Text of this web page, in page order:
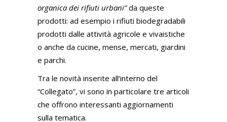
organica dei rifiuti urbani”da queste
prodotti: ad esempio i rifiuti biodegradabili
prodotti dalle attività agricole e vivaistiche
o anche da cucine, mense, mercati, giardini
e parchi.
Tra le novità inserite all’interno del
“Collegato”, vi sono in particolare tre articoli
che offrono interessanti aggiornamenti
sulla tematica.